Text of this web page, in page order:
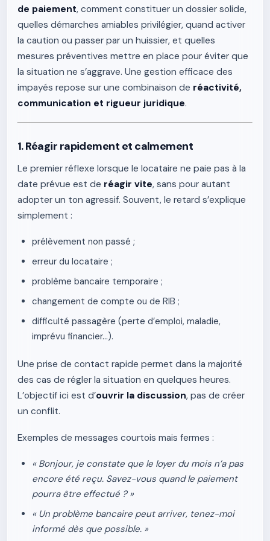
de paiement, comment constituer un dossier solide,
quelles démarches amiables privilégier, quand activer
la caution ou passer par un huissier, et quelles
mesures préventives mettre en place pour éviter que
la situation ne s’aggrave. Une gestion efficace des
impayés repose sur une combinaison de réactivité,
communication et rigueur juridique.
1. Réagir rapidement et calmement
Le premier réflexe lorsque le locataire ne paie pas à la
date prévue est de réagir vite, sans pour autant
adopter un ton agressif. Souvent, le retard s’explique
simplement :
prélèvement non passé ;
erreur du locataire ;
problème bancaire temporaire ;
changement de compte ou de RIB ;
difficulté passagère (perte d’emploi, maladie,
imprévu financier…).
Une prise de contact rapide permet dans la majorité
des cas de régler la situation en quelques heures.
L’objectif ici est d’ouvrir la discussion, pas de créer
un conflit.
Exemples de messages courtois mais fermes :
« Bonjour, je constate que le loyer du mois n’a pas
encore été reçu. Savez-vous quand le paiement
pourra être effectué ? »
« Un problème bancaire peut arriver, tenez-moi
informé dès que possible. »